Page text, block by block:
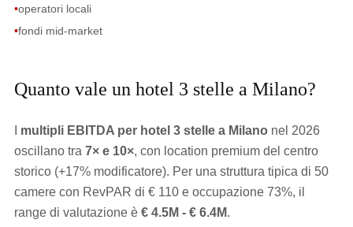
•operatori locali
•fondi mid-market
Quanto vale un hotel 3 stelle a Milano?
multipli EBITDA per hotel 3 stelle a Milano nel 2026
oscillano tra 7× e 10×, con location premium del centro
storico (+17% modificatore). Per una struttura tipica di 50
camere con RevPAR di € 110 e occupazione 73%, il
range di valutazione è € 4.5M - € 6.4M.